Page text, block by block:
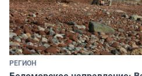
РЕГИОН